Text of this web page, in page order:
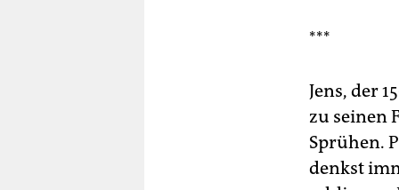
***
Jens, der
zu seinen
Sprühen.
denkst